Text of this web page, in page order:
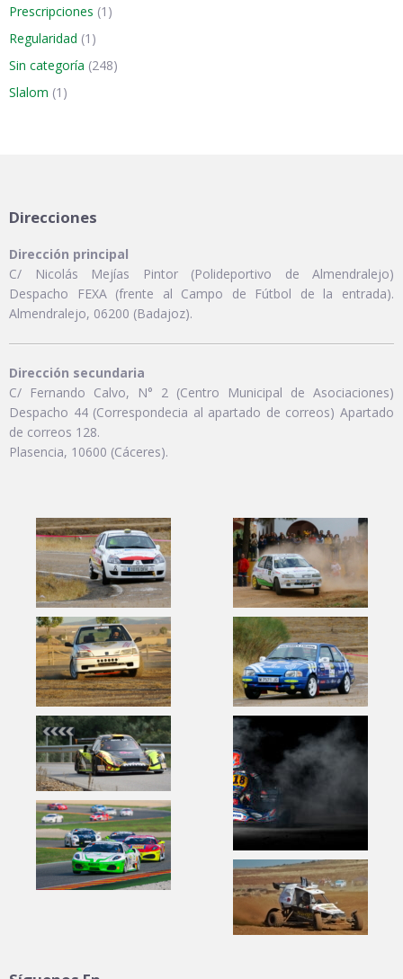
Prescripciones (1)
Regularidad (1)
Sin categoría (248)
Slalom (1)
Direcciones
Dirección principal
C/ Nicolás Mejías Pintor (Polideportivo de Almendralejo)
Despacho FEXA (frente al Campo de Fútbol de la entrada).
Almendralejo, 06200 (Badajoz).
Dirección secundaria
C/ Fernando Calvo, N° 2 (Centro Municipal de Asociaciones)
Despacho 44 (Correspondecia al apartado de correos) Apartado
de correos 128.
Plasencia, 10600 (Cáceres).